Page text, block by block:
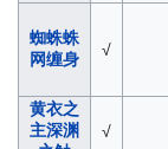
蜘蛛蛛
网缠身
√
黄衣之
主深渊
√